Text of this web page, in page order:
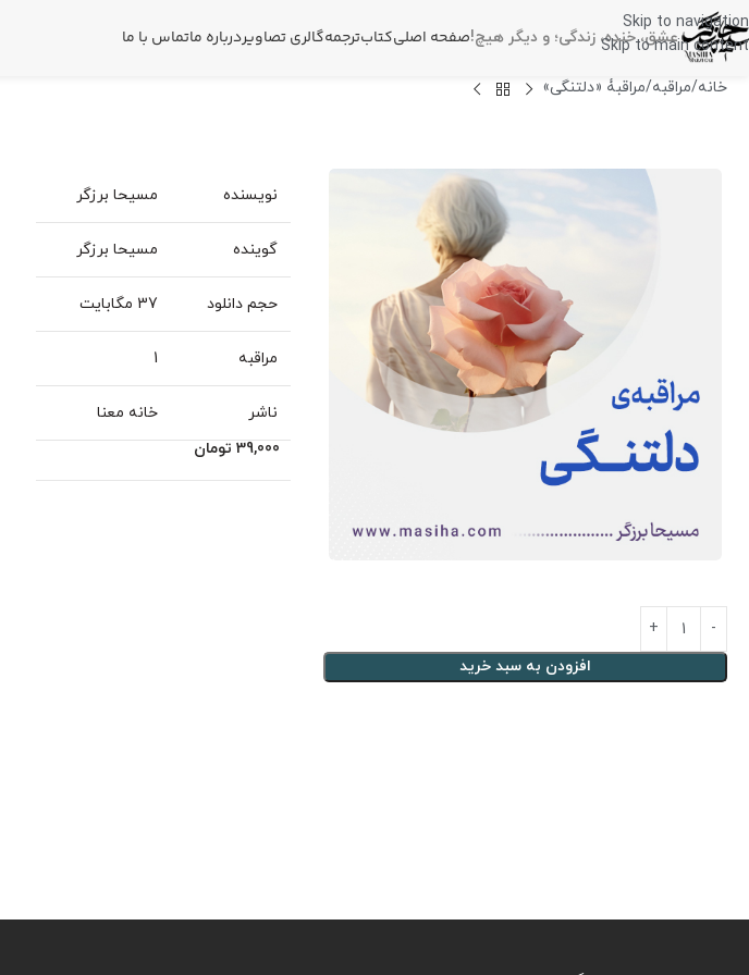
Skip to navigation
Skip to main content
عشق، خنده، زندگی؛ و دیگر هیچ!صفحه اصلیکتابترجمهگالری تصاویردرباره ماتماس با ما
خانه مراقبه مراقبۀ «دلتنگی»
افزودن به سبد خرید
نویسنده مسیحا برزگر
گوینده مسیحا برزگر
حجم دانلود 37 مگابایت
مراقبه 1
ناشر
خانه معنا
39,000 تومان